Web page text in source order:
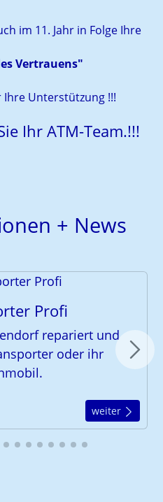
im 11. Jahr in Folge Ihre
Vertrauens"
Unterstützung !!!
Ihr ATM-Team.!!!
+ News
Profi
repariert und
oder ihr
weiter